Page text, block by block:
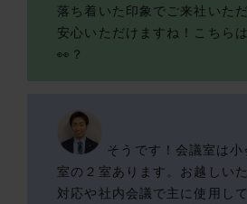
落ち着いた印象でご来社いた
安心いただけますね！こちら
👀？
そうです！会議室は
室の２室あります。お越しい
対応や社内会議で主に使用して